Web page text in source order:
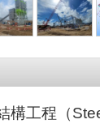
構工程（